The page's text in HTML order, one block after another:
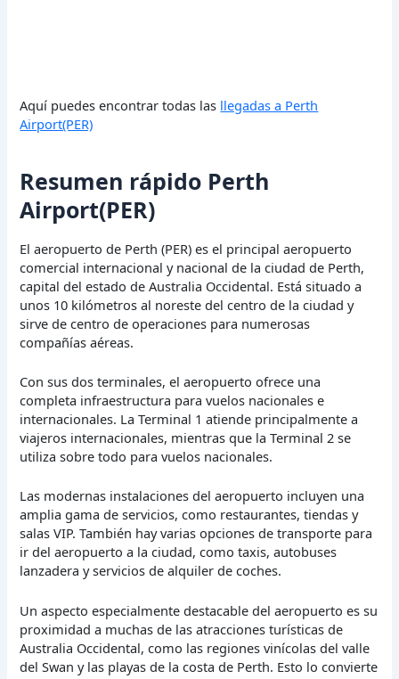
Aquí puedes encontrar todas las llegadas a Perth
Airport(PER)
Resumen rápido Perth
Airport(PER)
El aeropuerto de Perth (PER) es el principal aeropuerto
comercial internacional y nacional de la ciudad de Perth,
capital del estado de Australia Occidental. Está situado a
unos 10 kilómetros al noreste del centro de la ciudad y
sirve de centro de operaciones para numerosas
compañías aéreas.
Con sus dos terminales, el aeropuerto ofrece una
completa infraestructura para vuelos nacionales e
internacionales. La Terminal 1 atiende principalmente a
viajeros internacionales, mientras que la Terminal 2 se
utiliza sobre todo para vuelos nacionales.
Las modernas instalaciones del aeropuerto incluyen una
amplia gama de servicios, como restaurantes, tiendas y
salas VIP. También hay varias opciones de transporte para
ir del aeropuerto a la ciudad, como taxis, autobuses
lanzadera y servicios de alquiler de coches.
Un aspecto especialmente destacable del aeropuerto es su
proximidad a muchas de las atracciones turísticas de
Australia Occidental, como las regiones vinícolas del valle
del Swan y las playas de la costa de Perth. Esto lo convierte